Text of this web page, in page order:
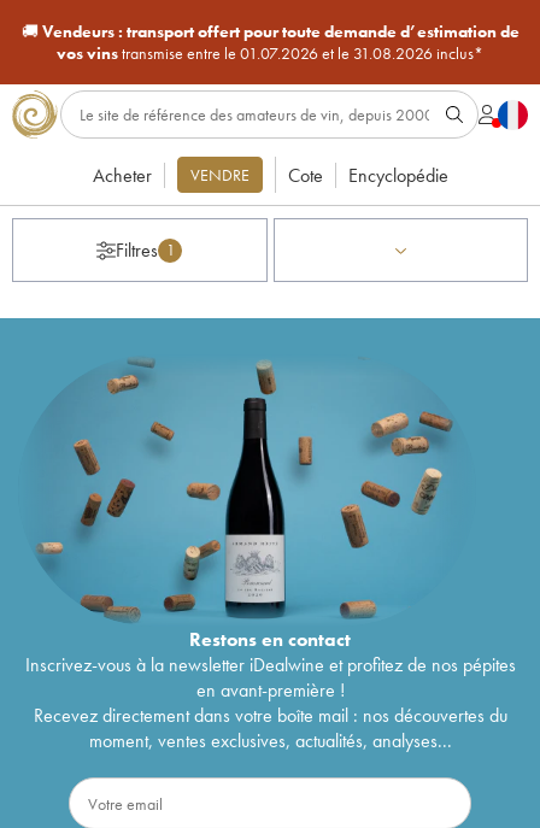
🚚Vendeurs : transport offert pour toute demande d’estimation de
vos vinstransmise entre le 01.07.2026 et le 31.08.2026 inclus*
Acheter VENDRE Cote Encyclopédie
Filtres 1
Restons encontact
Inscrivez-vous à la newsletter iDealwine et profitez de nos pépites
en avant-première !
Recevez directement dans votre boîte mail : nos découvertes du
moment, ventes exclusives, actualités, analyses...